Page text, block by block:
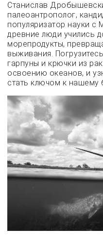
Станислав
палеоантрополог,
популяризатор науки с
древние люди учились
морепродукты,
выживания.
гарпуны и крючки из
освоению океанов, и
стать ключом к нашему